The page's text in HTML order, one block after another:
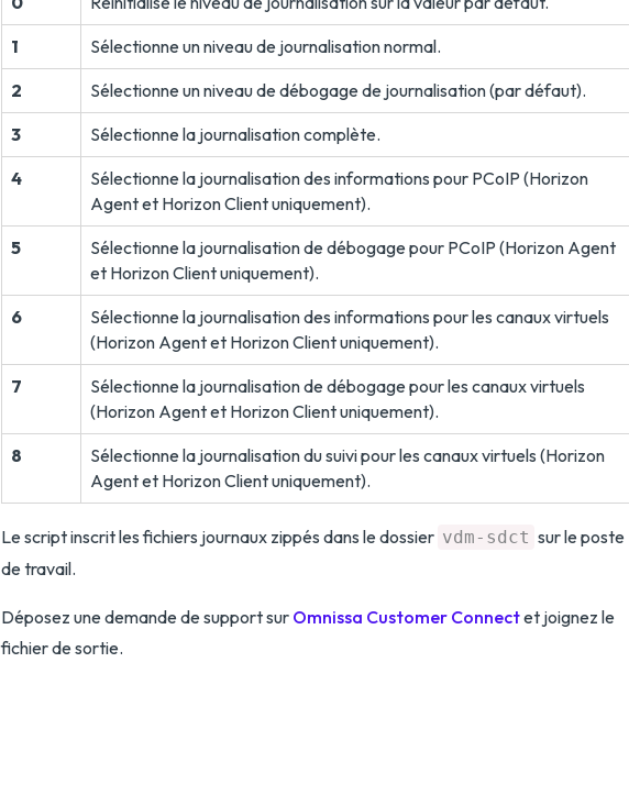
1
Sélectionne un niveau de journalisation normal.
2
Sélectionne un niveau de débogage de journalisation (par défaut).
3
Sélectionne la journalisation complète.
4
Sélectionne la journalisation des informations pour PCoIP (Horizon
Agent et Horizon Client uniquement).
5
Sélectionne la journalisation de débogage pour PCoIP (Horizon Agent
et Horizon Client uniquement).
6
Sélectionne la journalisation des informations pour les canaux virtuels
(Horizon Agent et Horizon Client uniquement).
7
Sélectionne la journalisation de débogage pour les canaux virtuels
(Horizon Agent et Horizon Client uniquement).
8
Sélectionne la journalisation du suivi pour les canaux virtuels (Horizon
Agent et Horizon Client uniquement).
Le script inscrit les fichiers journaux zippés dans le dossier vdm-sdct sur le poste
de travail.
Déposez une demande de support sur Omnissa Customer Connectet joignez le
fichier de sortie.